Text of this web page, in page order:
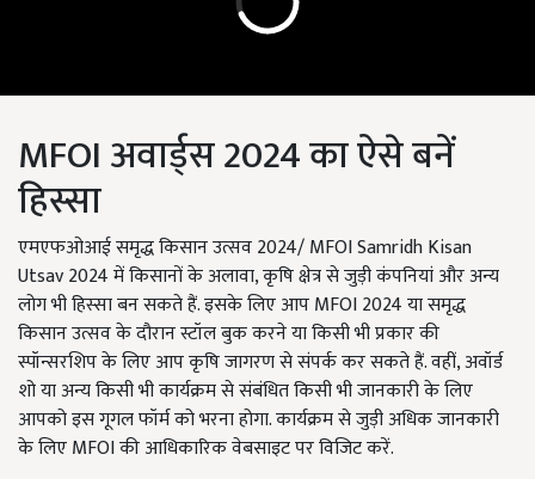
MFOI अवार्ड्स 2024 का ऐसे बनें
हिस्सा
एमएफओआई समृद्ध किसान उत्सव 2024/ MFOI Samridh Kisan
Utsav 2024 में किसानों के अलावा, कृषि क्षेत्र से जुड़ी कंपनियां और अन्य
लोग भी हिस्सा बन सकते हैं. इसके लिए आप MFOI 2024 या समृद्ध
किसान उत्सव के दौरान स्टॉल बुक करने या किसी भी प्रकार की
स्पॉन्सरशिप के लिए आप कृषि जागरण से संपर्क कर सकते हैं. वहीं, अवॉर्ड
शो या अन्य किसी भी कार्यक्रम से संबंधित किसी भी जानकारी के लिए
आपको इस गूगल फॉर्म को भरना होगा. कार्यक्रम से जुड़ी अधिक जानकारी
के लिए MFOI की आधिकारिक वेबसाइट पर विजिट करें.